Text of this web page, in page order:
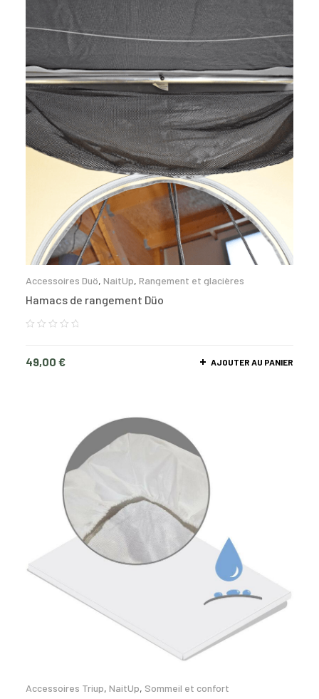
Accessoires Duö, NaitUp, Rangement et glacières
Hamacs de rangement Düo
49,00 € AJOUTER AU PANIER
Accessoires Triup, NaitUp, Sommeil et confort